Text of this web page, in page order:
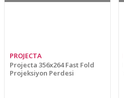
PROJECTA
Projecta 356x264 Fast Fold
Projeksiyon Perdesi